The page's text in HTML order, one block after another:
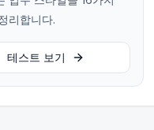
리합니다.
테스트 보기